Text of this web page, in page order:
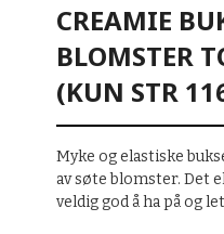
CREAMIE
BLOMSTER
(KUN STR
Myke og elastiske
av søte blomster. Det
veldig god å ha på og